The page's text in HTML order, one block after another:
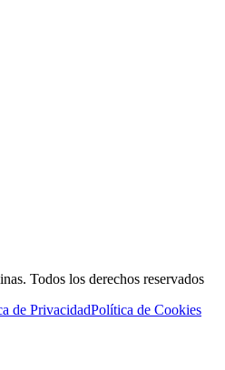
. Todos los derechos reservados
de PrivacidadPolítica de Cookies